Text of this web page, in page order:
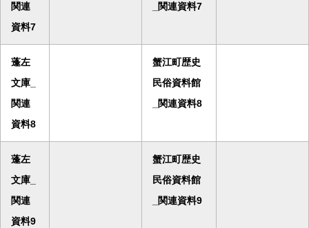
関連
資料7
_関連資料7
蓬左
文庫_
関連
資料8
蟹江町歴史
民俗資料館
_関連資料8
蓬左
文庫_
関連
資料9
蟹江町歴史
民俗資料館
_関連資料9